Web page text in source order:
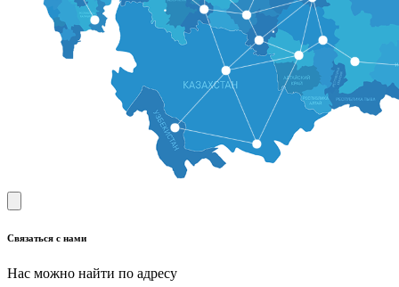
Связаться с нами
Нас можно найти по адресу